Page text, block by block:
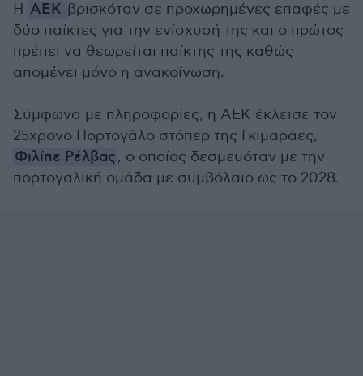
Η ΑΕΚ βρισκόταν σε προχωρημένες επαφές με
δύο παίκτες για την ενίσχυσή της και ο πρώτος
πρέπει να θεωρείται παίκτης της καθώς
απομένει μόνο η ανακοίνωση.
Σύμφωνα με πληροφορίες, η ΑΕΚ έκλεισε τον
25χρονο Πορτογάλο στόπερ της Γκιμαράες,
Φιλίπε Ρέλβας, ο οποίος δεσμευόταν με την
πορτογαλική ομάδα με συμβόλαιο ως το 2028.